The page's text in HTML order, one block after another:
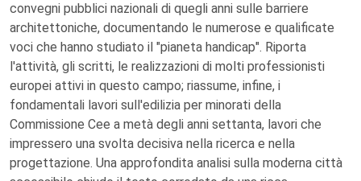
convegni pubblici nazionali di quegli anni sulle barriere
architettoniche, documentando le numerose e qualificate
voci che hanno studiato il "pianeta handicap". Riporta
l'attività, gli scritti, le realizzazioni di molti professionisti
europei attivi in questo campo; riassume, infine, i
fondamentali lavori sull'edilizia per minorati della
Commissione Cee a metà degli anni settanta, lavori che
impressero una svolta decisiva nella ricerca e nella
progettazione. Una approfondita analisi sulla moderna città